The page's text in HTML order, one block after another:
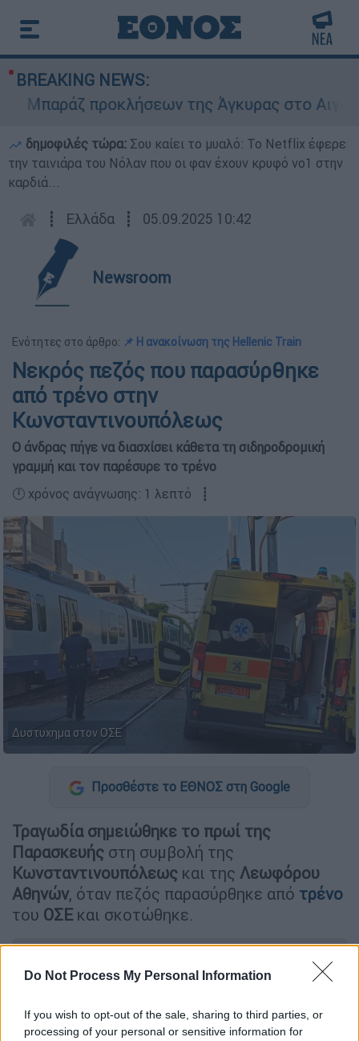
Do Not Process My Personal Information
If you wish to opt-out of the sale, sharing to third parties, or
processing of your personal or sensitive information for
BREAKING NEWS:
Μπαράζ προκλήσεων της Άγκυρας στο Αιγαίο:
δημοφιλές τώρα: Σου καίει το μυαλό: Το Netflix έφερε
την ταινιάρα του Νόλαν που οι φαν έχουν κρυφό νο1 στην
καρδιά...
┋ Ελλάδα ┋ 05.09.2025 10:42
Newsroom
Ενότητες στο άρθρο: 📌 H ανακοίνωση της Hellenic Train
Νεκρός πεζός που παρασύρθηκε
από τρένο στην
Κωνσταντινουπόλεως
Ο άνδρας πήγε να διασχίσει κάθετα τη σιδηροδρομική
γραμμή και τον παρέσυρε το τρένο
🕛 χρόνος ανάγνωσης: 1 λεπτό ┋
Δυστυχημα στον ΟΣΕ
Προσθέστε το ΕΘΝΟΣ στη Google
Τραγωδία σημειώθηκε το πρωί της
Παρασκευής στη συμβολή της
Κωνσταντινουπόλεως και της Λεωφόρου
Αθηνών, όταν πεζός παρασύρθηκε από τρένο
του ΟΣΕ και σκοτώθηκε.
Ξάνθη: 30χρονος κρατούσε